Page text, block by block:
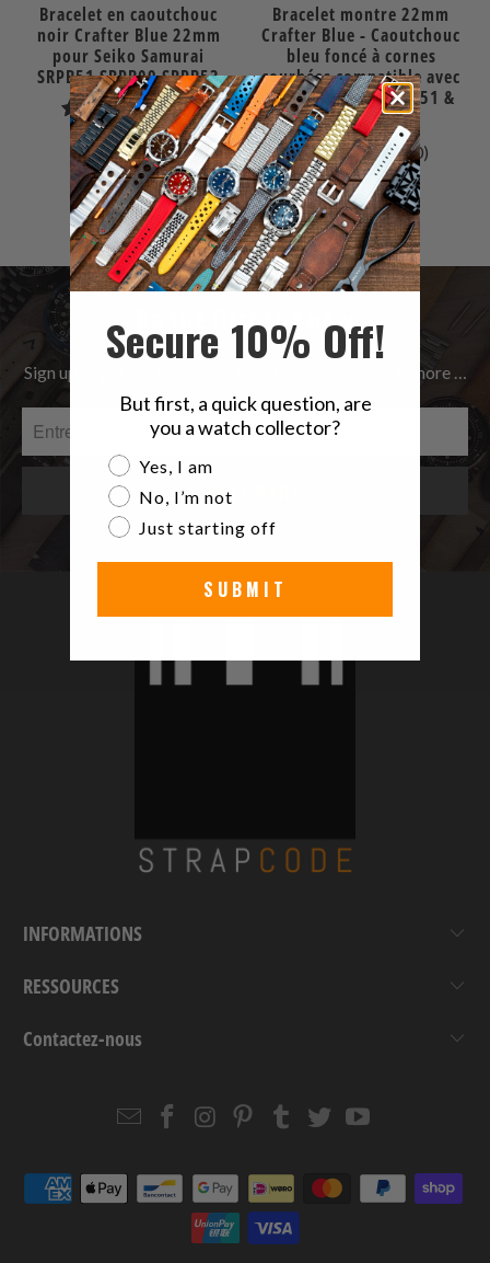
Bracelet en caoutchouc
noir Crafter Blue 22mm
pour Seiko Samurai
SRPB51 SRPB09 SRPB53
(4)4
total
des
avis
$65.00
Épuisé
Bracelet montre 22mm
Crafter Blue - Caoutchouc
bleu foncé à cornes
courbées compatible avec
Seiko Samurai SRPB51 &
King Samurai
(0)
$65.00
Épuisé
Be the first to know
Sign up to get the latest on Sales | New Releases & more …
INFORMATIONS
RESSOURCES
Contactez-nous
EmailStrapcode
Facebook
Strapcode
Instagram
Strapcode
Pinterest
Strapcode
Tumblr
Strapcode
TwitterYouTube
Secure 10% Off!
But first, a quick question, are
you a watch collector?
Are you a watch collector?
Yes, I am
No, I’m not
Just starting off
SUBMIT